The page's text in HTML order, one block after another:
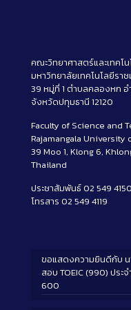
คณะวิทยาศาสตร์และเทคโ
มหาวิทยาลัยเทคโนโลยีร
39 หมู่ที่ 1 ตำบลคลองหก
จังหวัดปทุมธานี 12120
Faculty of Science and
Rajamangala University
39 Moo 1, Klong 6,
Thailand
ประชาสัมพันธ์ 02 549 4150
โทรสาร 02 549 4119
ขอแสดงความยินดีกับ
สอบ TOEIC (990) ประ
600